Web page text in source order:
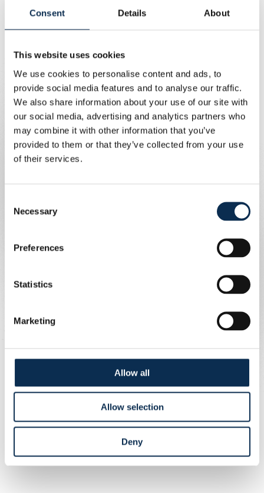
Consent Details About
This website uses cookies
We use cookies to personalise content and ads, to
provide social media features and to analyse our traffic.
We also share information about your use of our site with
our social media, advertising and analytics partners who
may combine it with other information that you’ve
provided to them or that they’ve collected from your use
of their services.
Selection
Necessary
Preferences
Statistics
Marketing
Allow all
Allow selection
Deny
A post shared by Royale Union Saint-Gilloise (@rusg.brussels)